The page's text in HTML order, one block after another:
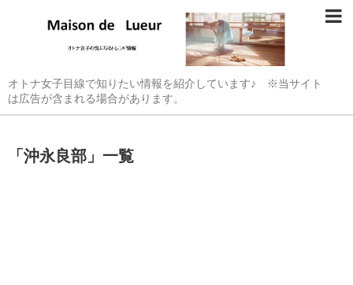
オトナ女子目線で知りたい情報を紹介しています♪ ※当サイト
は広告が含まれる場合があります。
「 沖永良部 」 一覧